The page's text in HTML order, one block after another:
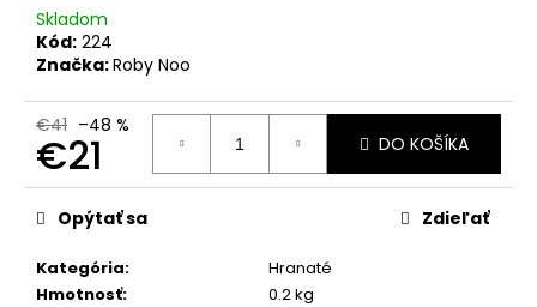
Skladom
Kód: 224
Značka:Roby Noo
€41 –48 %
€21
Jednotková
cena:
DO KOŠÍKA
Kategória:
Hranaté
Hmotnosť:
0.2 kg
Opýtať sa Zdieľať
e